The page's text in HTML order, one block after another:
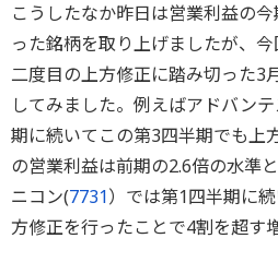
こうしたなか昨日は営業利益の
った銘柄を取り上げましたが、
二度目の上方修正に踏み切った3
してみました。例えばアドバン
期に続いてこの第3四半期でも上
の営業利益は前期の2.6倍の水準
ニコン(7731）では第1四半期に
方修正を行ったことで4割を超す